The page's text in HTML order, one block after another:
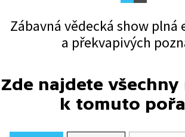
Zábavná vědecká show plná
a překvapivých
Zde najdete
k tomuto